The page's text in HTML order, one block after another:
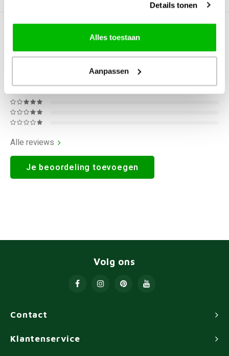
Details tonen
Alles toestaan
Aanpassen
STERREN OP BASIS VAN
BEOORDELINGEN
0Reviews
Alle reviews
Je beoordeling toevoegen
Contact
Volg ons
Klantenservice